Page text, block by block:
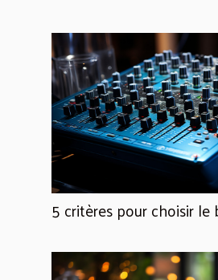
5 critères pour choisir le